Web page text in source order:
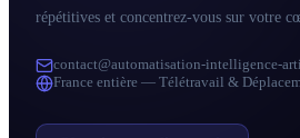
répétitives et concentrez-vous sur votre
contact@automatisation-intelligence-
France entière — Télétravail &